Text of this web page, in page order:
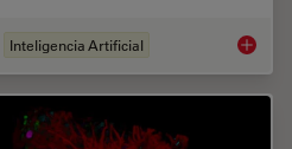
Inteligencia Artificial How